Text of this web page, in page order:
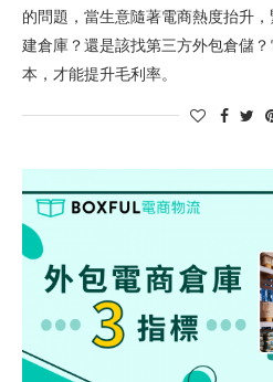
的問題，當生意隨著電商熱度抬升
建倉庫？還是該找第三方外包倉儲
本，才能提升毛利率。